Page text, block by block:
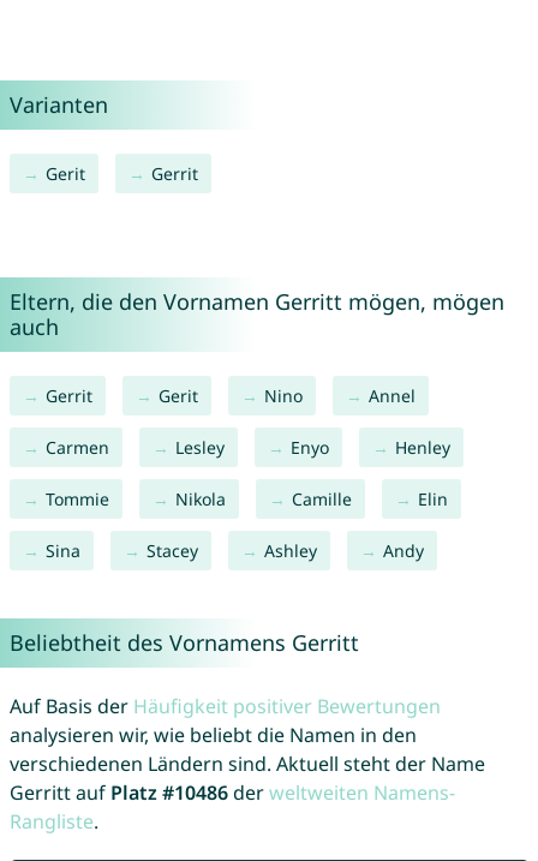
Varianten
Gerit Gerrit
Eltern, die den Vornamen Gerritt mögen, mögen
auch
Gerrit Gerit Nino Annel
Carmen Lesley Enyo Henley
Tommie Nikola Camille Elin
Sina Stacey Ashley Andy
Beliebtheit des Vornamens Gerritt
Auf Basis der Häufigkeit positiver Bewertungen
analysieren wir, wie beliebt die Namen in den
verschiedenen Ländern sind. Aktuell steht der Name
Gerritt auf Platz #10486derweltweiten Namens-
Rangliste.